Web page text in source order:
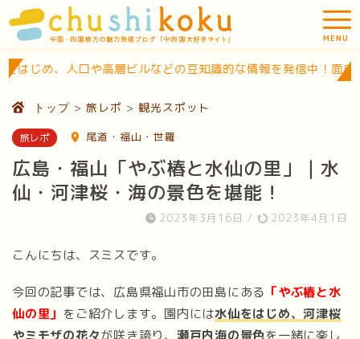
などの豆知識的な情報を発信中！面白いスポットがたくさん
トップ > 旅レポ > 観光スポット
旅レポ 尾道・福山・世羅
広島・福山「やぶ椿と水仙の里」｜水
仙・河津桜・海の景色を堪能！
2023年3月16日 / 2023年4月1日
こんにちは、スミスです。
今回の記事では、広島県福山市の田島にある 「やぶ椿と水
仙の里」 をご紹介します。園内には水仙をはじめ、河津桜
やミモザの花々が咲き誇り、 瀬戸内海の景色を一緒に楽し